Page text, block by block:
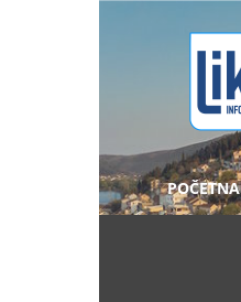
POČETNA